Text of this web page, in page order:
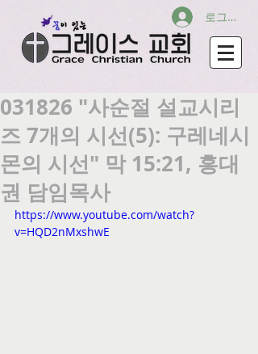
로그인
031826 "사순절 설교시리
즈 7개의 시선(5): 구레네시
몬의 시선" 막 15:21, 홍대
권 담임목사
https://www.youtube.com/watch?
v=HQD2nMxshwE